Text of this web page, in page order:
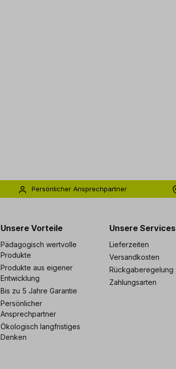
Persönlicher Ansprechpartner
Unsere Vorteile
Pädagogisch wertvolle
Produkte
Produkte aus eigener
Entwicklung
Bis zu 5 Jahre Garantie
Persönlicher
Ansprechpartner
Ökologisch langfristiges
Denken
Unsere Services
Lieferzeiten
Versandkosten
Rückgaberegelung
Zahlungsarten